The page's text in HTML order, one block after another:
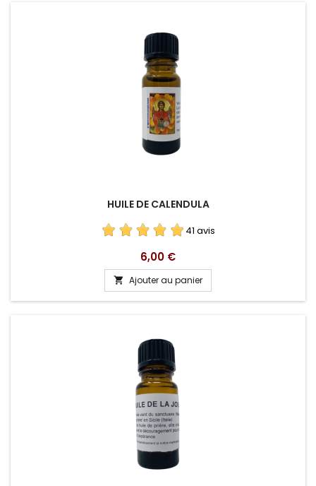
HUILE DE CALENDULA
41 avis
Prix
6,00 €
 Ajouter au panier